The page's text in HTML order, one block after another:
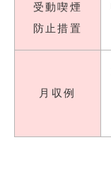
受動喫煙
防止措置
月収例